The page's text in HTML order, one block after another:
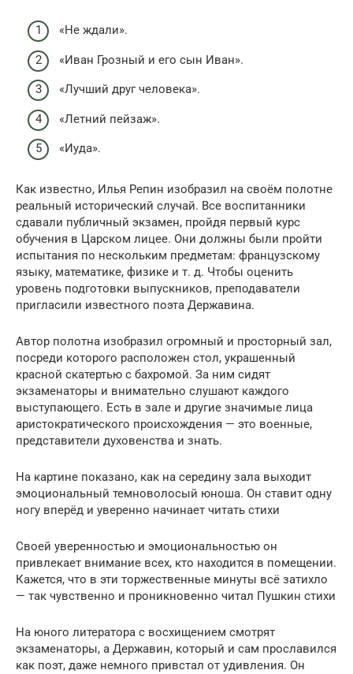
«Не ждали».
«Иван Грозный и его сын Иван».
«Лучший друг человека».
«Летний пейзаж».
«Иуда».
Как известно, Илья Репин изобразил на своём полотне
реальный исторический случай. Все воспитанники
сдавали публичный экзамен, пройдя первый курс
обучения в Царском лицее. Они должны были пройти
испытания по нескольким предметам: французскому
языку, математике, физике и т. д. Чтобы оценить
уровень подготовки выпускников, преподаватели
пригласили известного поэта Державина.
Автор полотна изобразил огромный и просторный зал,
посреди которого расположен стол, украшенный
красной скатертью с бахромой. За ним сидят
экзаменаторы и внимательно слушают каждого
выступающего. Есть в зале и другие значимые лица
аристократического происхождения — это военные,
представители духовенства и знать.
На картине показано, как на середину зала выходит
эмоциональный темноволосый юноша. Он ставит одну
ногу вперёд и уверенно начинает читать стихи
Своей уверенностью и эмоциональностью он
привлекает внимание всех, кто находится в помещении.
Кажется, что в эти торжественные минуты всё затихло
— так чувственно и проникновенно читал Пушкин стихи
На юного литератора с восхищением смотрят
экзаменаторы, а Державин, который и сам прославился
как поэт, даже немного привстал от удивления. Он